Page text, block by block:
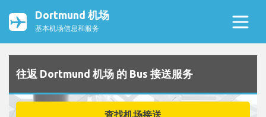
Dortmund 机场
基本机场信息和服务
往返 Dortmund 机场 的 Bus 接送服务
查找机场接送